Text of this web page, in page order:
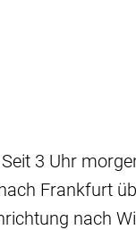
3 Uhr
Frankfurt
nach